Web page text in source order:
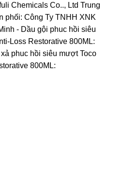
Chemicals Co.., Ltd Trung
phối: Công Ty TNHH XNK
- Dầu gội phuc hồi siêu
Loss Restorative 800ML:
phuc hồi siêu mượt Toco
800ML: